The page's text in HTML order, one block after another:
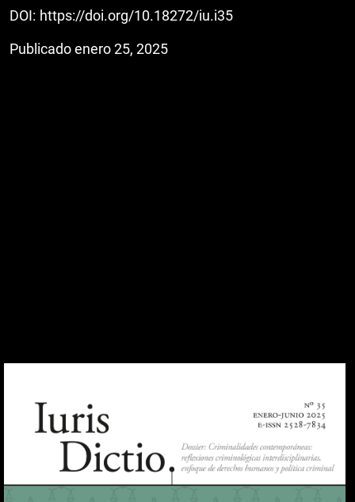
DOI: https://doi.org/10.18272/iu.i35
Publicado enero 25, 2025